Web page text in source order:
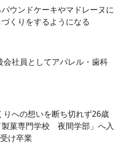
ウンドケーキやマドレーヌに
くりをするようになる
員としてアパレル・歯科
想いを断ち切れず26歳
菓専門学校 夜間学部」へ入
け卒業